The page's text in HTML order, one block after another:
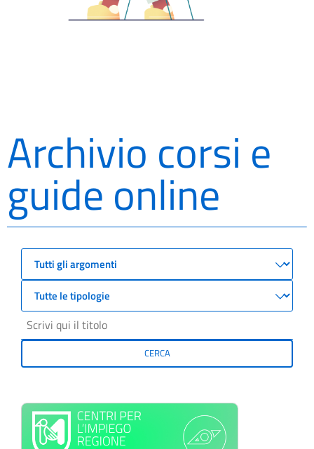
Archivio corsi e
guide online
CERCA